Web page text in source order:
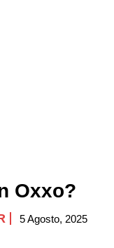
Oxxo?
5 Agosto, 2025